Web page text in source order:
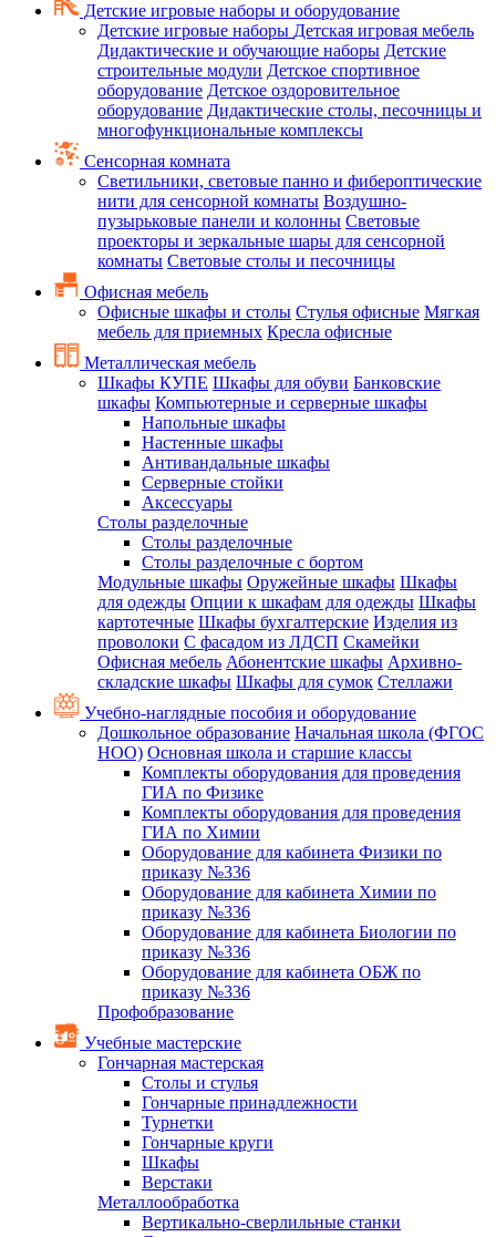
Детские игровые наборы и оборудование
Детские игровые наборы Детская игровая мебель
Дидактические и обучающие наборы Детские
строительные модули Детское спортивное
оборудование Детское оздоровительное
оборудование Дидактические столы, песочницы и
многофункциональные комплексы
Сенсорная комната
Светильники, световые панно и фибероптические
нити для сенсорной комнаты Воздушно-
пузырьковые панели и колонны Световые
проекторы и зеркальные шары для сенсорной
комнаты Световые столы и песочницы
Офисная мебель
Офисные шкафы и столы Стулья офисные Мягкая
мебель для приемных Кресла офисные
Металлическая мебель
Шкафы КУПЕ Шкафы для обуви Банковские
шкафы Компьютерные и серверные шкафы
Напольные шкафы
Настенные шкафы
Антивандальные шкафы
Серверные стойки
Аксессуары
Столы разделочные
Столы разделочные
Столы разделочные с бортом
Модульные шкафы Оружейные шкафы Шкафы
для одежды Опции к шкафам для одежды Шкафы
картотечные Шкафы бухгалтерские Изделия из
проволоки С фасадом из ЛДСП Скамейки
Офисная мебель Абонентские шкафы Архивно-
складские шкафы Шкафы для сумок Стеллажи
Учебно-наглядные пособия и оборудование
Дошкольное образование Начальная школа (ФГОС
НОО) Основная школа и старшие классы
Комплекты оборудования для проведения
ГИА по Физике
Комплекты оборудования для проведения
ГИА по Химии
Оборудование для кабинета Физики по
приказу №336
Оборудование для кабинета Химии по
приказу №336
Оборудование для кабинета Биологии по
приказу №336
Оборудование для кабинета ОБЖ по
приказу №336
Профобразование
Учебные мастерские
Гончарная мастерская
Столы и стулья
Гончарные принадлежности
Турнетки
Гончарные круги
Шкафы
Верстаки
Металлообработка
Вертикально-сверлильные станки